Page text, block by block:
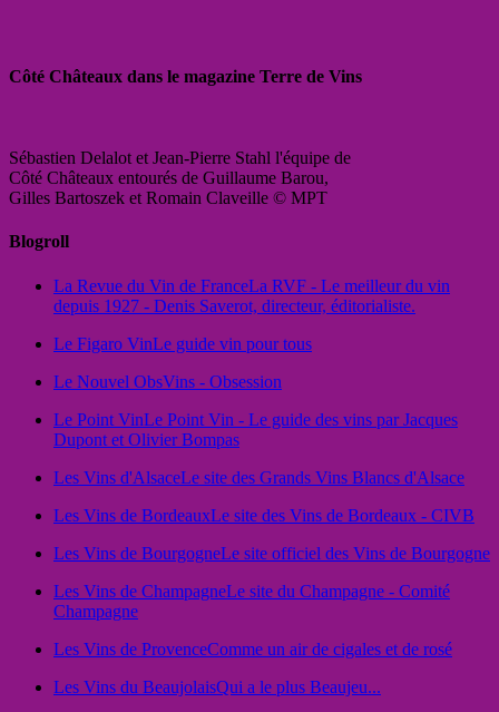
Côté Châteaux dans le magazine Terre de Vins
Sébastien Delalot et Jean-Pierre Stahl l'équipe de
Côté Châteaux entourés de Guillaume Barou,
Gilles Bartoszek et Romain Claveille © MPT
Blogroll
La Revue du Vin de FranceLa RVF - Le meilleur du vin
depuis 1927 - Denis Saverot, directeur, éditorialiste.
Le Figaro VinLe guide vin pour tous
Le Nouvel ObsVins - Obsession
Le Point VinLe Point Vin - Le guide des vins par Jacques
Dupont et Olivier Bompas
Les Vins d'AlsaceLe site des Grands Vins Blancs d'Alsace
Les Vins de BordeauxLe site des Vins de Bordeaux - CIVB
Les Vins de BourgogneLe site officiel des Vins de Bourgogne
Les Vins de ChampagneLe site du Champagne - Comité
Champagne
Les Vins de ProvenceComme un air de cigales et de rosé
Les Vins du BeaujolaisQui a le plus Beaujeu...